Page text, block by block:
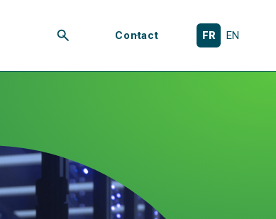
Rechercher
Contact FR EN